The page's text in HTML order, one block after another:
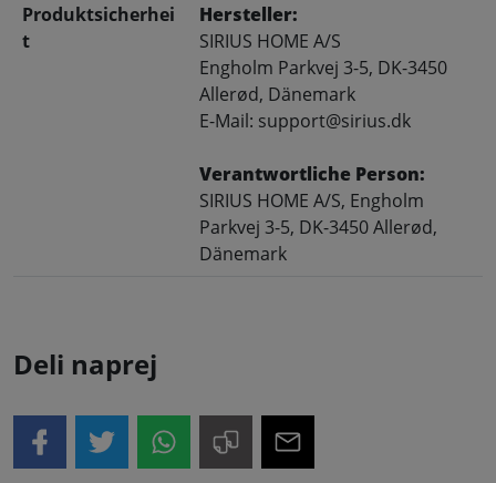
Produktsicherhei
t
Hersteller:
SIRIUS HOME A/S
Engholm Parkvej 3-5, DK-3450
Allerød, Dänemark
E-Mail: support@sirius.dk
Verantwortliche Person:
SIRIUS HOME A/S, Engholm
Parkvej 3-5, DK-3450 Allerød,
Dänemark
Deli naprej